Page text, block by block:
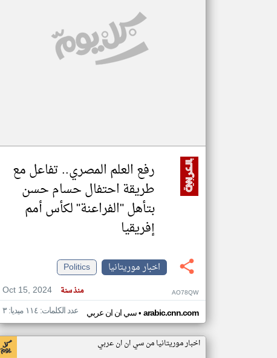
رفع العلم المصري.. تفاعل مع
طريقة احتفال حسام حسن
بتأهل "الفراعنة" لكأس أمم
إفريقيا
اخبار موريتانيا
Politics
Oct 15, 2024
منذ سنة AO78QW
سي ان ان عربي• arabic.cnn.com عدد الكلمات: ١١٤ ميديا: ٣
اخبار موريتانيا من سي ان ان عربي